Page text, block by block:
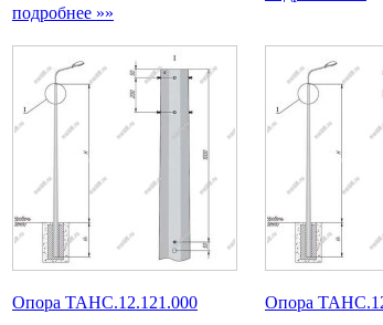
подробнее »»
Опора ТАНС.12.121.000
Опора